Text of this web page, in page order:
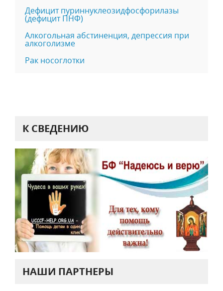
Дефицит пуриннуклеозидфосфорилазы
(дефицит ПНФ)
Алкогольная абстиненция, депрессия при
алкоголизме
Рак носоглотки
К СВЕДЕНИЮ
НАШИ ПАРТНЕРЫ